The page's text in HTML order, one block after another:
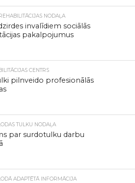
NODAĻA
invalīdiem sociālās
pakalpojumus
CENTRS
pilnveido profesionālās
TULKU NODAĻA
par surdotulku darbu
ADAPTĒTĀ INFORMĀCIJA